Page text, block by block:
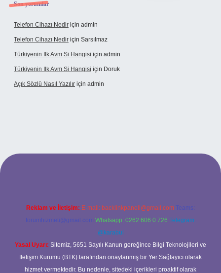
Son yorumlar
Telefon Cihazı Nedir için admin
Telefon Cihazı Nedir için Sarsılmaz
Türkiyenin Ilk Avm Si Hangisi için admin
Türkiyenin Ilk Avm Si Hangisi için Doruk
Açık Sözlü Nasıl Yazılır için admin
adresi
Reklam ve İletişim: E-mail: backlinkpaneli@gmail.com Teams:
forumhizmeti@gmail.com Whatsapp: 0262 606 0 726 Telegram:
@karabul
Yasal Uyarı: Sitemiz, 5651 Sayılı Kanun gereğince Bilgi Teknolojileri ve
İletişim Kurumu (BTK) tarafından onaylanmış bir Yer Sağlayıcı olarak
hizmet vermektedir. Bu nedenle, sitedeki içerikleri proaktif olarak